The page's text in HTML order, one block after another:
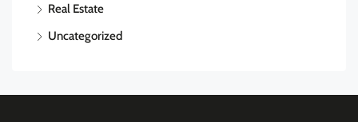
Real Estate
Uncategorized